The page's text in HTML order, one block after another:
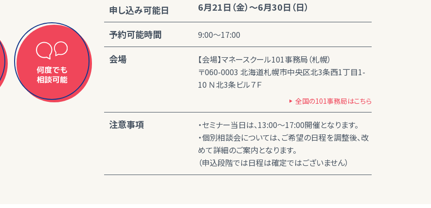
何度でも
相談可能
申し込み可能日 6月21日（金）～6月30日（日）
予約可能時間 9:00～17:00
会場
【会場】マネースクール101事務局（札幌）
〒060-0003 北海道札幌市中央区北3条西1丁目1-
10 Ｎ北3条ビル７Ｆ
全国の101事務局はこちら
注意事項
・セミナー当日は、13:00～17:00開催となります。
・個別相談会については、ご希望の日程を調整後、改
めて詳細のご案内となります。
（申込段階では日程は確定ではございません）